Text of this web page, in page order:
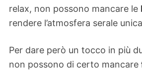
relax, non possono mancare le
rendere l’atmosfera serale
Per dare però un tocco in più
non possono di certo mancare